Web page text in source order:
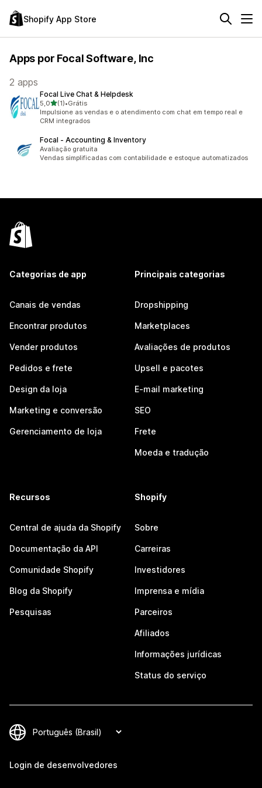
Shopify App Store
Apps por Focal Software, Inc
2 apps
Focal Live Chat & Helpdesk
5,0de 5 estrelas
(1)
1 avaliações ao todo
•Grátis
Impulsione as vendas e o atendimento com chat em tempo real e
CRM integrados
Focal ‑ Accounting & Inventory
Avaliação gratuita
Vendas simplificadas com contabilidade e estoque automatizados
Categorias de app
Canais de vendas
Encontrar produtos
Vender produtos
Pedidos e frete
Design da loja
Marketing e conversão
Gerenciamento de loja
Principais categorias
Dropshipping
Marketplaces
Avaliações de produtos
Upsell e pacotes
E-mail marketing
SEO
Frete
Moeda e tradução
Recursos
Central de ajuda da Shopify
Documentação da API
Comunidade Shopify
Blog da Shopify
Pesquisas
Shopify
Sobre
Carreiras
Investidores
Imprensa e mídia
Parceiros
Afiliados
Informações jurídicas
Status do serviço
Login de desenvolvedores